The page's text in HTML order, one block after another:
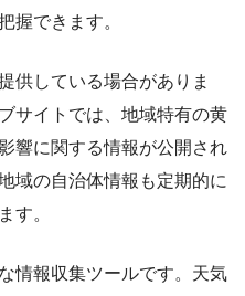
握できます。
供している場合がありま
サイトでは、地域特有の黄
響に関する情報が公開され
域の自治体情報も定期的に
す。
情報収集ツールです。天気